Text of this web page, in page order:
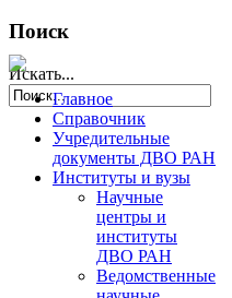
Поиск
Искать...
Главное
Справочник
Учредительные
документы ДВО РАН
Институты и вузы
Научные
центры и
институты
ДВО РАН
Ведомственные